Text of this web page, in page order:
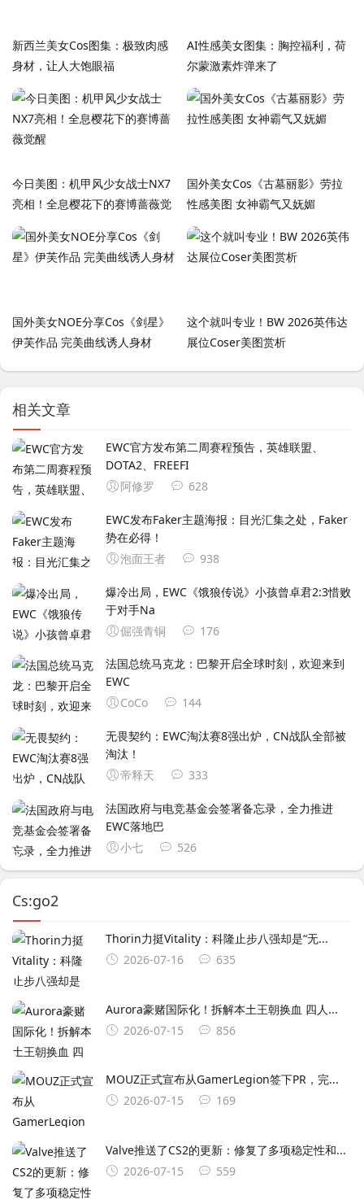
新西兰美女Cos图集：极致肉感
身材，让人大饱眼福
AI性感美女图集：胸控福利，荷
尔蒙激素炸弹来了
今日美图：机甲风少女战士NX7
亮相！全息樱花下的赛博蔷薇觉
醒
国外美女Cos《古墓丽影》劳拉
性感美图 女神霸气又妩媚
国外美女NOE分享Cos《剑星》
伊芙作品 完美曲线诱人身材
这个就叫专业！BW 2026英伟达
展位Coser美图赏析
相关文章
EWC官方发布第二周赛程预告，英雄联盟、
DOTA2、FREEFI
阿修罗
628
EWC发布Faker主题海报：目光汇集之处，Faker
势在必得！
泡面王者
938
爆冷出局，EWC《饿狼传说》小孩曾卓君2:3惜败
于对手Na
倔强青铜
176
法国总统马克龙：巴黎开启全球时刻，欢迎来到
EWC
CoCo
144
无畏契约：EWC淘汰赛8强出炉，CN战队全部被
淘汰！
帝释天
333
法国政府与电竞基金会签署备忘录，全力推进
EWC落地巴
小七
526
Cs:go2
Thorin力挺Vitality：科隆止步八强却是“无...
2026-07-16
635
Aurora豪赌国际化！拆解本土王朝换血 四人...
2026-07-15
856
MOUZ正式宣布从GamerLegion签下⁠PR⁠，完...
2026-07-15
169
Valve推送了CS2的更新：修复了多项稳定性和...
2026-07-15
559